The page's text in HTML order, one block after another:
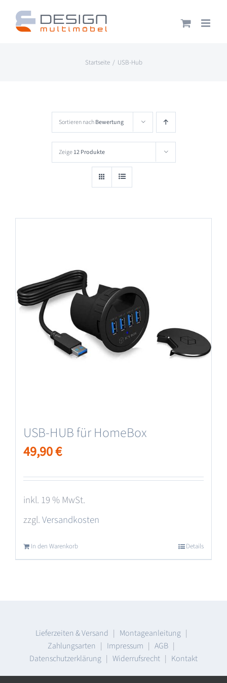
Zum
Inhalt
Startseite USB-Hub
Sortieren nachBewertung
Zeige12 Produkte
USB-HUB für HomeBox
49,90€
inkl. 19 % MwSt.
zzgl.Versandkosten
In den Warenkorb Details
Lieferzeiten & Versand | Montageanleitung|
Zahlungsarten | Impressum | AGB |
Datenschutzerklärung | Widerrufsrecht | Kontakt